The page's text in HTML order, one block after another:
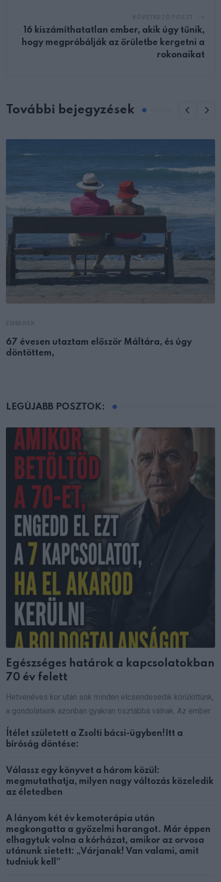
16 kiszámíthatatlan ember, akik úgy tűnik,
hogy megpróbálják az őrületbe kergetni a
rokonaikat
További bejegyzések
67 évesen utaztam először Máltára, és úgy
döntöttem,
LEGÚJABB POSZTOK:
Egészséges határok a kapcsolatokban
70 év felett
Hetvenéves kor után sok minden elcsendesedik körülöttünk,
a gondolataink azonban gyakran tisztábbá válnak. Az ember
Ítélet született a Zsolti bácsi-ügyben!Itt a
bíróság döntése:
Válassz egy könyvet a három közül:
megmutathatja, milyen nagy változás közeledik
az életedben
A lányom két év kemoterápia után
megkongatta a győzelmi harangot. Már éppen
elhagytuk volna a kórházat, amikor az orvosa
utánunk sietett: „Várjanak! Van valami, amit
tudniuk kell”